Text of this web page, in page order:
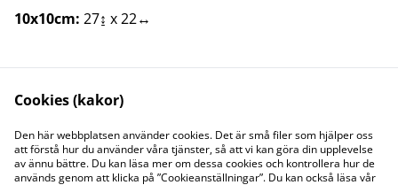
10x10cm: 27↨ x 22↔
Kontakta oss
Juridisk information
Integritetspolicy
Cookiepolicy
Söt och Flitig HB
Cookies (kakor)
Den här webbplatsen använder cookies. Det är små filer som hjälper oss
att förstå hur du använder våra tjänster, så att vi kan göra din upplevelse
av ännu bättre. Du kan läsa mer om dessa cookies och kontrollera hur de
används genom att klicka på ”Cookieanställningar”. Du kan också läsa vår